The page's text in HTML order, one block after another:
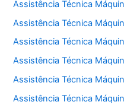
Assistência Técnica
Assistência Técnica
Assistência Técnica
Assistência Técnica
Assistência Técnica
Assistência Técnica